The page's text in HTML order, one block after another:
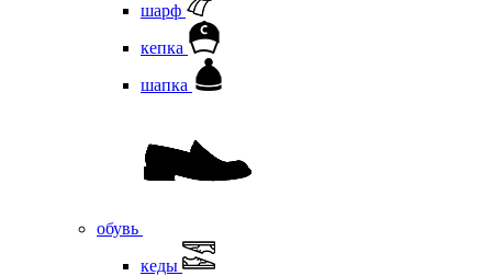
шарф
кепка
шапка
обувь
кеды